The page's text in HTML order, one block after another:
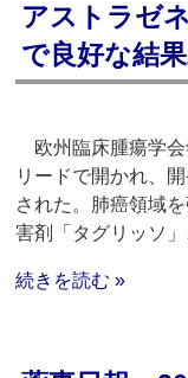
アストラゼ
で良好な結
欧州臨床腫瘍学会
リードで開かれ、
された。肺癌領域
害剤「タグリッソ
続きを読む »